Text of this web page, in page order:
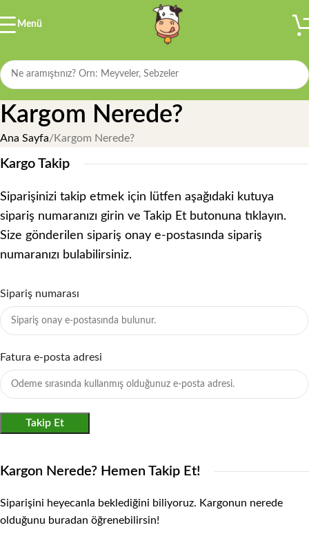
Menü
Kargom Nerede?
Ana Sayfa Kargom Nerede?
Kargo Takip
Siparişinizi takip etmek için lütfen aşağıdaki kutuya
sipariş numaranızı girin ve Takip Et butonuna tıklayın.
Size gönderilen sipariş onay e-postasında sipariş
numaranızı bulabilirsiniz.
Sipariş numarası
Fatura e-posta adresi
Takip Et
Kargon Nerede? Hemen Takip Et!
Siparişini heyecanla beklediğini biliyoruz. Kargonun nerede
olduğunu buradan öğrenebilirsin!